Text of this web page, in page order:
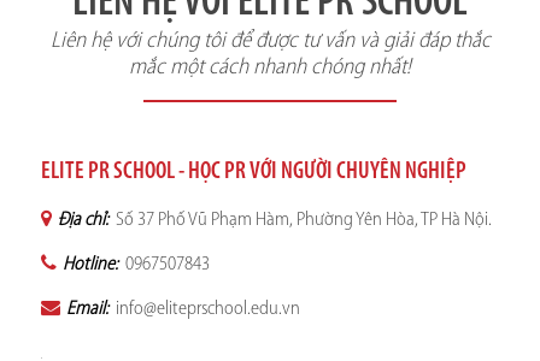
Liên hệ với chúng tôi để được tư vấn và giải đáp thắc
mắc một cách nhanh chóng nhất!
ELITE PR SCHOOL - HỌC PR VỚI NGƯỜI CHUYÊN NGHIỆP
Địa chỉ: Số 37 Phố Vũ Phạm Hàm, Phường Yên Hòa, TP Hà Nội.
Hotline: 0967507843
Email: info@eliteprschool.edu.vn